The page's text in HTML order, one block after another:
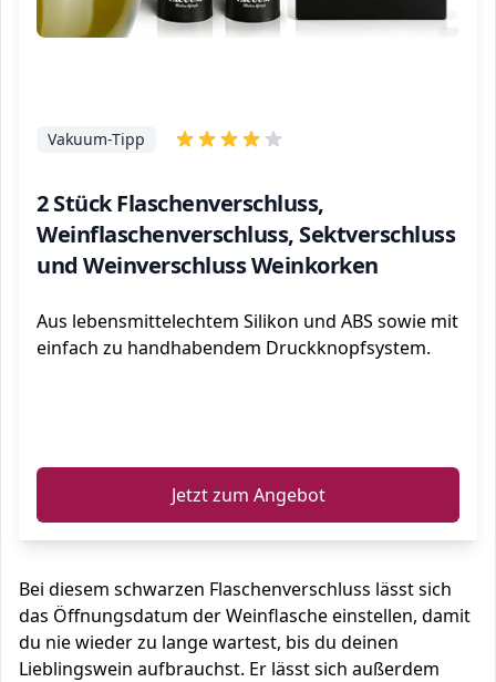
2 Stück Flaschenverschluss,
Weinflaschenverschluss, Sektverschluss
und Weinverschluss Weinkorken
Vakuum-Tipp
Aus lebensmittelechtem Silikon und ABS sowie mit
einfach zu handhabendem Druckknopfsystem.
Jetzt zum Angebot
Bei diesem schwarzen Flaschenverschluss lässt sich
das Öffnungsdatum der Weinflasche einstellen, damit
du nie wieder zu lange wartest, bis du deinen
Lieblingswein aufbrauchst. Er lässt sich außerdem